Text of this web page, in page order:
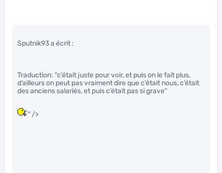
Sputnik93 a écrit :
Traduction: “c’était juste pour voir, et puis on le fait plus,
d’ailleurs on peut pas vraiment dire que c’était nous, c’était
des anciens salariés, et puis c’était pas si grave”
" />